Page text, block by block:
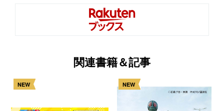
関連書籍＆記事
NEW NEW